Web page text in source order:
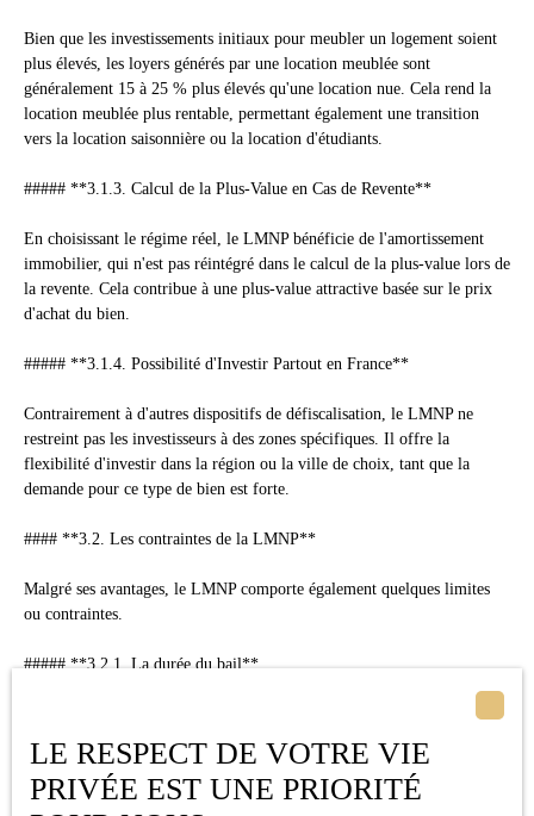
Bien que les investissements initiaux pour meubler un logement soient
plus élevés, les loyers générés par une location meublée sont
généralement 15 à 25 % plus élevés qu'une location nue. Cela rend la
location meublée plus rentable, permettant également une transition
vers la location saisonnière ou la location d'étudiants.
##### **3.1.3. Calcul de la Plus-Value en Cas de Revente**
En choisissant le régime réel, le LMNP bénéficie de l'amortissement
immobilier, qui n'est pas réintégré dans le calcul de la plus-value lors de
la revente. Cela contribue à une plus-value attractive basée sur le prix
d'achat du bien.
##### **3.1.4. Possibilité d'Investir Partout en France**
Contrairement à d'autres dispositifs de défiscalisation, le LMNP ne
restreint pas les investisseurs à des zones spécifiques. Il offre la
flexibilité d'investir dans la région ou la ville de choix, tant que la
demande pour ce type de bien est forte.
#### **3.2. Les contraintes de la LMNP**
Malgré ses avantages, le LMNP comporte également quelques limites
ou contraintes.
##### **3.2.1. La durée du bail**
ou sous la forme de bail mobilité. Cela peut entraîner des changements
fréquents d'occupants, demandant une gestion administrative plus
LE RESPECT DE VOTRE VIE
PRIVÉE EST UNE PRIORITÉ